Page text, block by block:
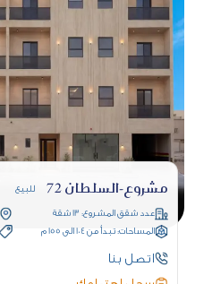
مشروع-السلطان 72 للبيع
عدد شقق المشروع: 13 شقة
المساحات: تبدأ من 104 الى 155 م
اتصل بنا